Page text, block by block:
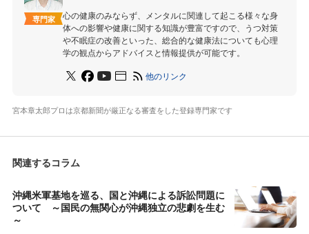
専門家
心の健康のみならず、メンタルに関連して起こる様々な身
体への影響や健康に関する知識が豊富ですので、うつ対策
や不眠症の改善といった、総合的な健康法についても心理
学の観点からアドバイスと情報提供が可能です。
他のリンク
宮本章太郎プロは京都新聞が厳正なる審査をした登録専門家です
関連するコラム
沖縄米軍基地を巡る、国と沖縄による訴訟問題に
ついて ～国民の無関心が沖縄独立の悲劇を生む
～